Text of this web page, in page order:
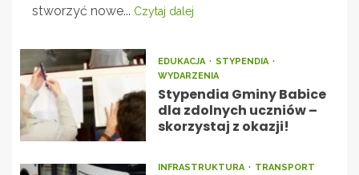
stworzyć nowe... Czytaj dalej
EDUKACJA
STYPENDIA
WYDARZENIA
Stypendia Gminy Babice
dla zdolnych uczniów –
skorzystaj z okazji!
INFRASTRUKTURA TRANSPORT